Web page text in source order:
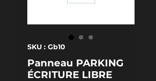
SKU : Gb10
Panneau PARKING
ÉCRITURE LIBRE